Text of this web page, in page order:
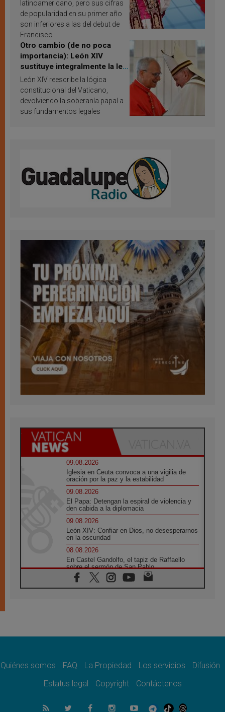
latinoamericano, pero sus cifras
de popularidad en su primer año
son inferiores a las del debut de
Francisco
Otro cambio (de no poca
importancia): León XIV
sustituye integralmente la ley
vaticana de Papa Francisco
León XIV reescribe la lógica
constitucional del Vaticano,
devolviendo la soberanía papal a
sus fundamentos legales
09.08.2026
Iglesia en Ceuta convoca a una vigilia de
oración por la paz y la estabilidad
09.08.2026
El Papa: Detengan la espiral de violencia y
den cabida a la diplomacia
09.08.2026
León XIV: Confiar en Dios, no desesperarnos
en la oscuridad
08.08.2026
En Castel Gandolfo, el tapiz de Raffaello
sobre el sermón de San Pablo
08.08.2026
En Colombia, «la paz no se compra con una
08.08.2026
08.08.2026
del Buen Consejo de Genazzano
Filipinas: el Vicariato Apostólico de Calapán
Quiénes somos FAQ La Propiedad Los servicios
Difusión
Estatus legal
Copyright Contáctenos